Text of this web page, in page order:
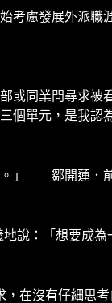
考慮發展外派
同業間尋求
個單元，是我認
」——鄒開蓮．
說：「想要成
在沒有仔細思